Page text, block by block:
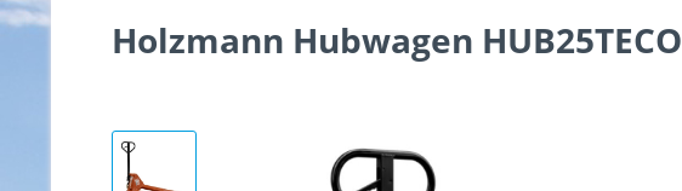
Holzmann Hubwagen HUB25TECO